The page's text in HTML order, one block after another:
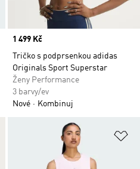
Price
1 499 Kč
Tričko s podprsenkou adidas
Originals Sport Superstar
Ženy Performance
3 barvy/ev
Nové
Kombinuj
Přidat do seznamu přání